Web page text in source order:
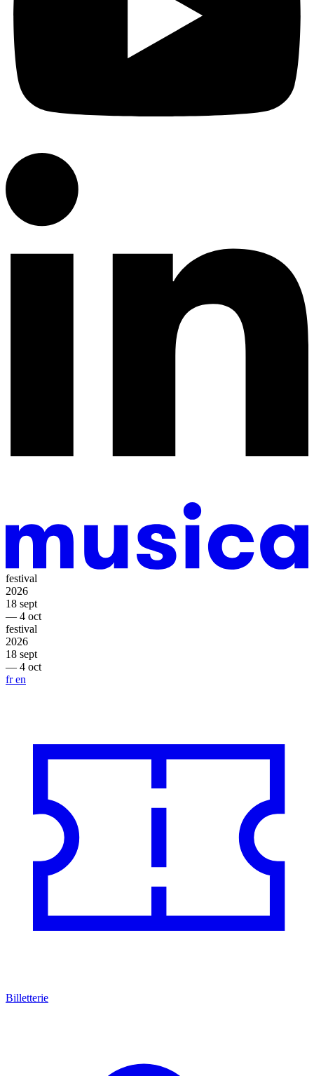
festival
2026
18 sept
— 4 oct
festival
2026
18 sept
— 4 oct
fren
Billetterie